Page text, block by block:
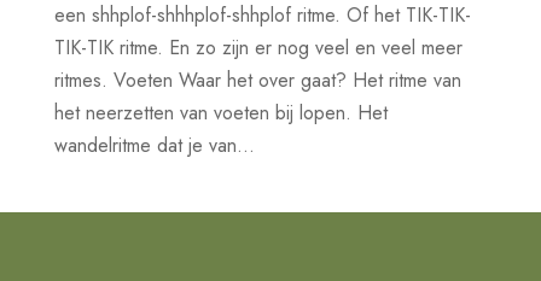
een shhplof-shhhplof-shhplof ritme. Of het TIK-TIK-
TIK-TIK ritme. En zo zijn er nog veel en veel meer
ritmes. Voeten Waar het over gaat? Het ritme van
het neerzetten van voeten bij lopen. Het
wandelritme dat je van...